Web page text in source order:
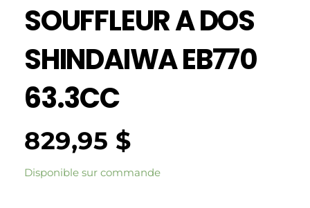
SOUFFLEUR A DOS
SHINDAIWA EB770
63.3CC
829,95 $
Disponible sur commande